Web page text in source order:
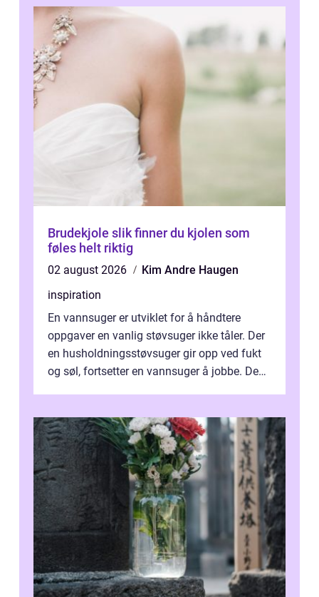
Brudekjole slik finner du kjolen som
føles helt riktig
02 august 2026
Kim Andre Haugen
inspiration
En vannsuger er utviklet for å håndtere
oppgaver en vanlig støvsuger ikke tåler. Der
en husholdningsstøvsuger gir opp ved fukt
og søl, fortsetter en vannsuger å jobbe. Den